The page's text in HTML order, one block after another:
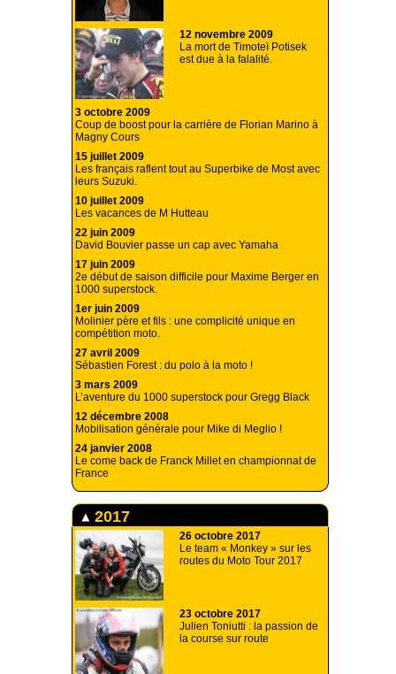
12 novembre 2009
La mort de Timoteï Potisek
est due à la falalité.
3 octobre 2009
Coup de boost pour la carrière de Florian Marino à
Magny Cours
15 juillet 2009
Les français raflent tout au Superbike de Most avec
leurs Suzuki.
10 juillet 2009
Les vacances de M Hutteau
22 juin 2009
David Bouvier passe un cap avec Yamaha
17 juin 2009
2e début de saison difficile pour Maxime Berger en
1000 superstock.
1er juin 2009
Molinier père et fils : une complicité unique en
compétition moto.
27 avril 2009
Sébastien Forest : du polo à la moto !
3 mars 2009
L’aventure du 1000 superstock pour Gregg Black
12 décembre 2008
Mobilisation générale pour Mike di Meglio !
24 janvier 2008
Le come back de Franck Millet en championnat de
France
2017
26 octobre 2017
Le team « Monkey » sur les
routes du Moto Tour 2017
23 octobre 2017
Julien Toniutti : la passion de
la course sur route